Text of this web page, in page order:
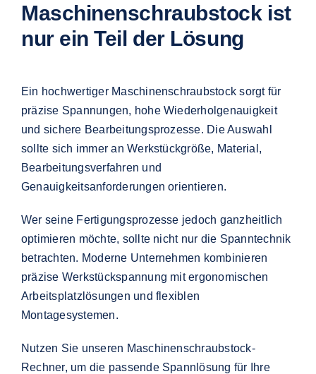
Maschinenschraubstock ist
nur ein Teil der Lösung
Ein hochwertiger Maschinenschraubstock sorgt für
präzise Spannungen, hohe Wiederholgenauigkeit
und sichere Bearbeitungsprozesse. Die Auswahl
sollte sich immer an Werkstückgröße, Material,
Bearbeitungsverfahren und
Genauigkeitsanforderungen orientieren.
Wer seine Fertigungsprozesse jedoch ganzheitlich
optimieren möchte, sollte nicht nur die Spanntechnik
betrachten. Moderne Unternehmen kombinieren
präzise Werkstückspannung mit ergonomischen
Arbeitsplatzlösungen und flexiblen
Montagesystemen.
Nutzen Sie unseren Maschinenschraubstock-
Rechner, um die passende Spannlösung für Ihre